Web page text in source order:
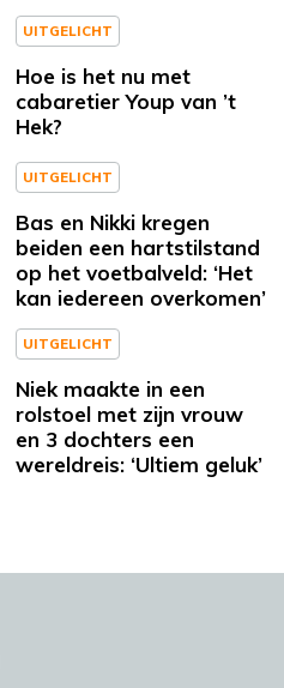
UITGELICHT
Hoe is het nu met
cabaretier Youp van ’t
Hek?
UITGELICHT
Bas en Nikki kregen
beiden een hartstilstand
op het voetbalveld: ‘Het
kan iedereen overkomen’
UITGELICHT
Niek maakte in een
rolstoel met zijn vrouw
en 3 dochters een
wereldreis: ‘Ultiem geluk’